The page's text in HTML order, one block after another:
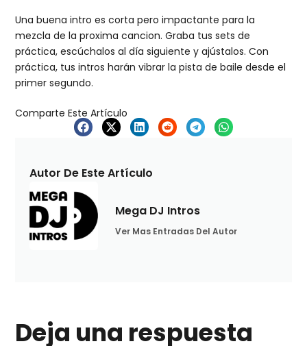
Una buena intro es corta pero impactante para la
mezcla de la proxima cancion. Graba tus sets de
práctica, escúchalos al día siguiente y ajústalos. Con
práctica, tus intros harán vibrar la pista de baile desde el
primer segundo.
Comparte Este Artículo
Autor De Este Artículo
Mega DJ Intros
Ver Mas Entradas Del Autor
Deja una respuesta